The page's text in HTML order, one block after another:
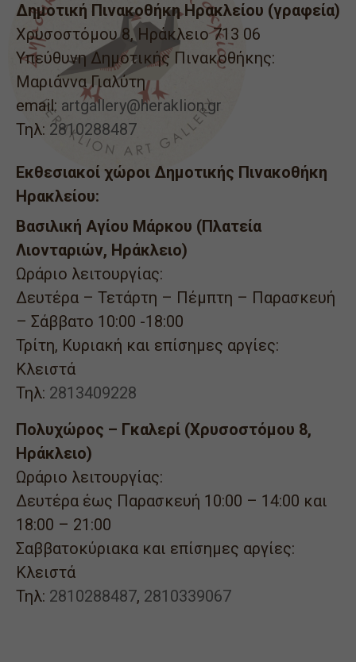
Δημοτική Πινακοθήκη Ηρακλείου (γραφεία)
Χρυσοστόμου 8, Ηράκλειο 713 06
Υπεύθυνη Δημοτικής Πινακοθήκης:
Μαριάννα Γιαλύτη
email: artgallery@heraklion.gr
Τηλ: 2810288487
Εκθεσιακοί χώροι Δημοτικής Πινακοθήκη
Ηρακλείου:
Βασιλική Αγίου Μάρκου (Πλατεία
Λιονταριών, Ηράκλειο)
Ωράριο λειτουργίας:
Δευτέρα – Τετάρτη – Πέμπτη – Παρασκευή
– Σάββατο 10:00 -18:00
Τρίτη, Κυριακή και επίσημες αργίες:
Κλειστά
Τηλ: 2813409228
Πολυχώρος – Γκαλερί (Χρυσοστόμου 8,
Ηράκλειο)
Ωράριο λειτουργίας:
Δευτέρα έως Παρασκευή 10:00 – 14:00 και
18:00 – 21:00
Σαββατοκύριακα και επίσημες αργίες:
Κλειστά
Τηλ: 2810288487, 2810339067